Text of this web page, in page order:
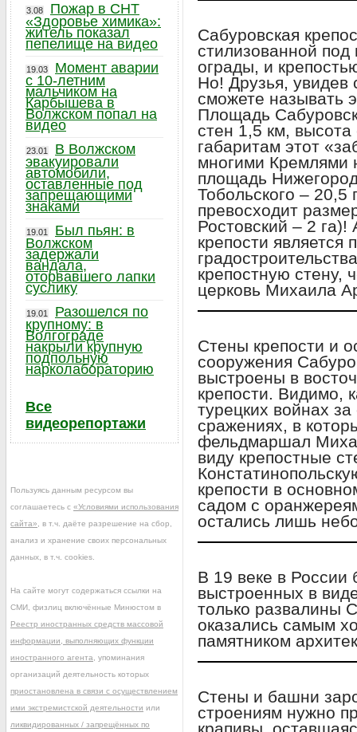
Сабуровская
стилизованной под
ограды, и
Но! Друзья, увидев
сможете называть
Площадь
стен 1,5 км,
габаритам этот
многими Кремлями
площадь
Тобольского – 20,5
превосходит
Ростовский – 2
крепости является
крепостную стену,
церковь Михаила
Стены крепости и
сооружения
выстроены в
крепости. Видимо,
турецких войнах
сражениях, в
фельдмаршал
виду крепостные
крепости в
садом с
остались лишь
В 19 веке в России
выстроенных в
только развалины
оказались самым
памятником
Стены и башни
строениям нужно
3.08
Пожар в СНТ
«Здоровье химика»:
житель показал
пепелище на видео
19.03
Момент аварии
с 10-летним
мальчиком на
Карбышева в
Волжском попал на
видео
23.01
В Волжском
эвакуировали
автомобили,
оставленные под
запрещающими
знаками
19.01
Был пьян: в
Волжском
задержали
вандала,
оторвавшего лапки
суслику
19.01
Разошелся по
крупному: в
Волгограде
накрыли крупную
подпольную
нарколабораторию
Все
видеорепортажи
Пользуясь данным ресурсом вы
соглашаетесь с «Условиями использования
сайта» , в т.ч. даёте разрешение на сбор,
анализ и хранение своих персональных
данных, в т.ч. cookies.
На сайте могут содержаться ссылки на
СМИ, физлиц включённые Минюстом в
Реестр иностранных средств массовой
информации, выполняющих функции
иностранного агента , упоминания
организаций деятельность которых
приостановлена в связи с осуществлением
ими экстремистской деятельности или
ликвидированных / запрещённых по